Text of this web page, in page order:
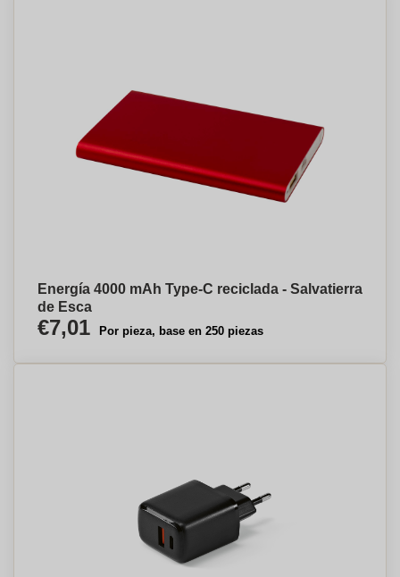
Energía 4000 mAh Type-C reciclada - Salvatierra
de Esca
€7,01 Por pieza, base en 250 piezas